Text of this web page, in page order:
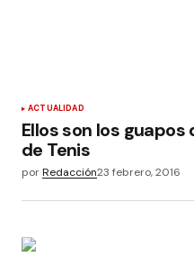
ACTUALIDAD
Ellos son los
de Tenis
porRedacción23 febrero, 2016